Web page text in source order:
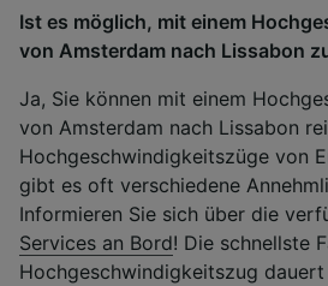
Ist es möglich, mit einem
von Amsterdam nach Lissabon
Ja, Sie können mit einem
von Amsterdam nach Lissabon
Hochgeschwindigkeitszüge von
gibt es oft verschiedene
Informieren Sie sich über die
Services an Bord! Die schnellste
Hochgeschwindigkeitszug